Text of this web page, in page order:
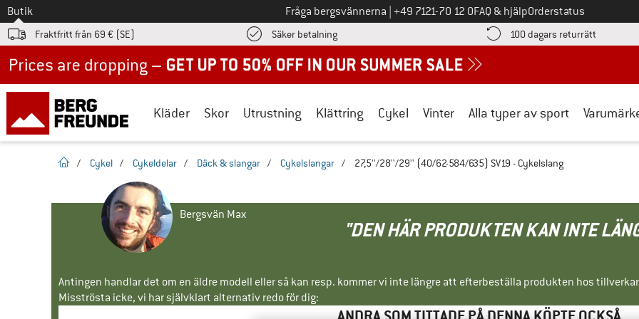
Till
Butik Fråga bergsvännerna Ring oss på
+49 7121-70 12 0FAQ & hjälpOrderstatus
Fraktfritt från 69 € (SE) Säker betalningHitta betalningsinformationen här! Öppnas i en inforuta
100 dagars returrätt Gå till
Kläder Skor Utrustning Klättring Cykel Vinter Alla typer av sport
Hemsida
/ Cykel / Cykeldelar / Däck & slangar / Cykelslangar / 27,5''/28''/29'' (40/62-584/635) SV19 - Cykelslang
Bergsvän Max
"DEN HÄR PRODUKTEN KAN INTE
Antingen handlar det om en äldre modell eller så kan resp. kommer vi inte längre att efterbeställa produkten hos
Misströsta icke, vi har självklart alternativ redo för dig: